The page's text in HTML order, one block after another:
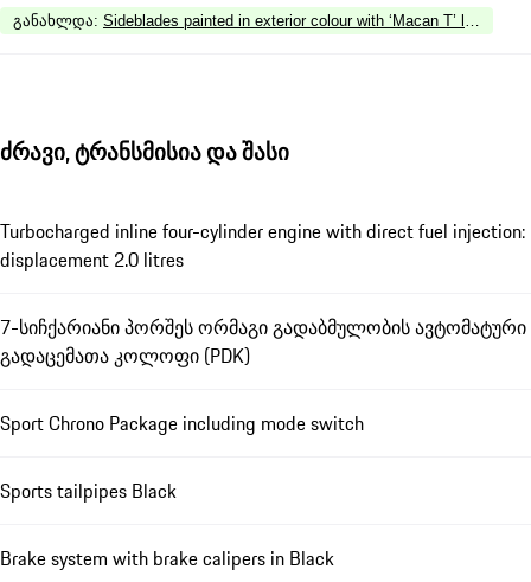
განახლდა: Sideblades painted in exterior colour with ‘Macan T’ logo in
ძრავი, ტრანსმისია და შასი
Turbocharged inline four-cylinder engine with direct fuel injection:
displacement 2.0 litres
7-სიჩქარიანი პორშეს ორმაგი გადაბმულობის ავტომატური
გადაცემათა კოლოფი (PDK)
Sport Chrono Package including mode switch
Sports tailpipes Black
Brake system with brake calipers in Black